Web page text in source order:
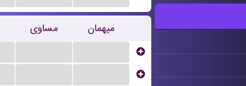
مساوی
میهمان